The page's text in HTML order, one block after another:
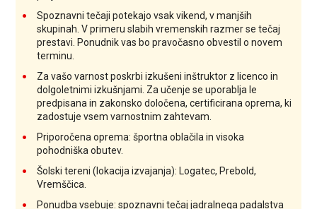
Spoznavni tečaji potekajo vsak vikend, v manjših
skupinah. V primeru slabih vremenskih razmer se tečaj
prestavi. Ponudnik vas bo pravočasno obvestil o novem
terminu.
Za vašo varnost poskrbi izkušeni inštruktor z licenco in
dolgoletnimi izkušnjami. Za učenje se uporablja le
predpisana in zakonsko določena, certificirana oprema, ki
zadostuje vsem varnostnim zahtevam.
Priporočena oprema: športna oblačila in visoka
pohodniška obutev.
Šolski tereni (lokacija izvajanja): Logatec, Prebold,
Vremščica.
Ponudba vsebuje: spoznavni tečaj jadralnega padalstva